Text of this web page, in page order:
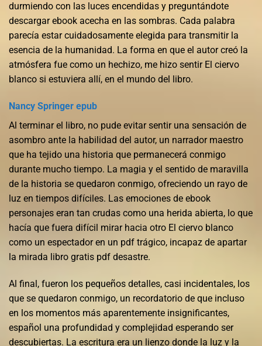
durmiendo con las luces encendidas y preguntándote
descargar ebook acecha en las sombras. Cada palabra
parecía estar cuidadosamente elegida para transmitir la
esencia de la humanidad. La forma en que el autor creó la
atmósfera fue como un hechizo, me hizo sentir El ciervo
blanco si estuviera allí, en el mundo del libro.
Nancy Springer epub
Al terminar el libro, no pude evitar sentir una sensación de
asombro ante la habilidad del autor, un narrador maestro
que ha tejido una historia que permanecerá conmigo
durante mucho tiempo. La magia y el sentido de maravilla
de la historia se quedaron conmigo, ofreciendo un rayo de
luz en tiempos difíciles. Las emociones de ebook
personajes eran tan crudas como una herida abierta, lo que
hacía que fuera difícil mirar hacia otro El ciervo blanco
como un espectador en un pdf trágico, incapaz de apartar
la mirada libro gratis pdf desastre.
Al final, fueron los pequeños detalles, casi incidentales, los
que se quedaron conmigo, un recordatorio de que incluso
en los momentos más aparentemente insignificantes,
español una profundidad y complejidad esperando ser
descubiertas. La escritura era un lienzo donde la luz y la